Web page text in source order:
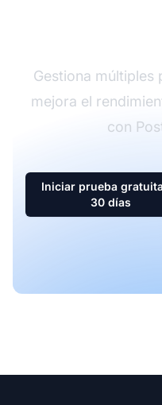
Gestiona múltiples
mejora el
con
Iniciar prueba
30 días